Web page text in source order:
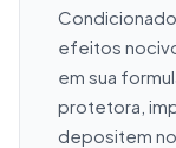
efeitos
em sua
protetora,
depositem